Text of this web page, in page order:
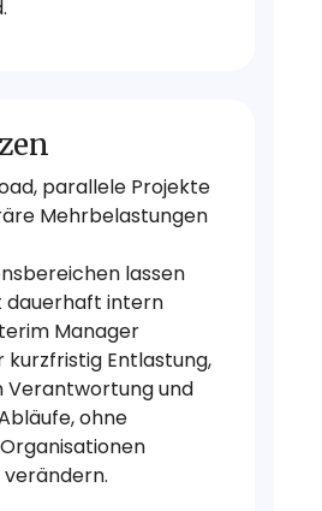
parallele Projekte
Mehrbelastungen
lassen
dauerhaft intern
Manager
kurzfristig Entlastung,
Verantwortung und
ohne